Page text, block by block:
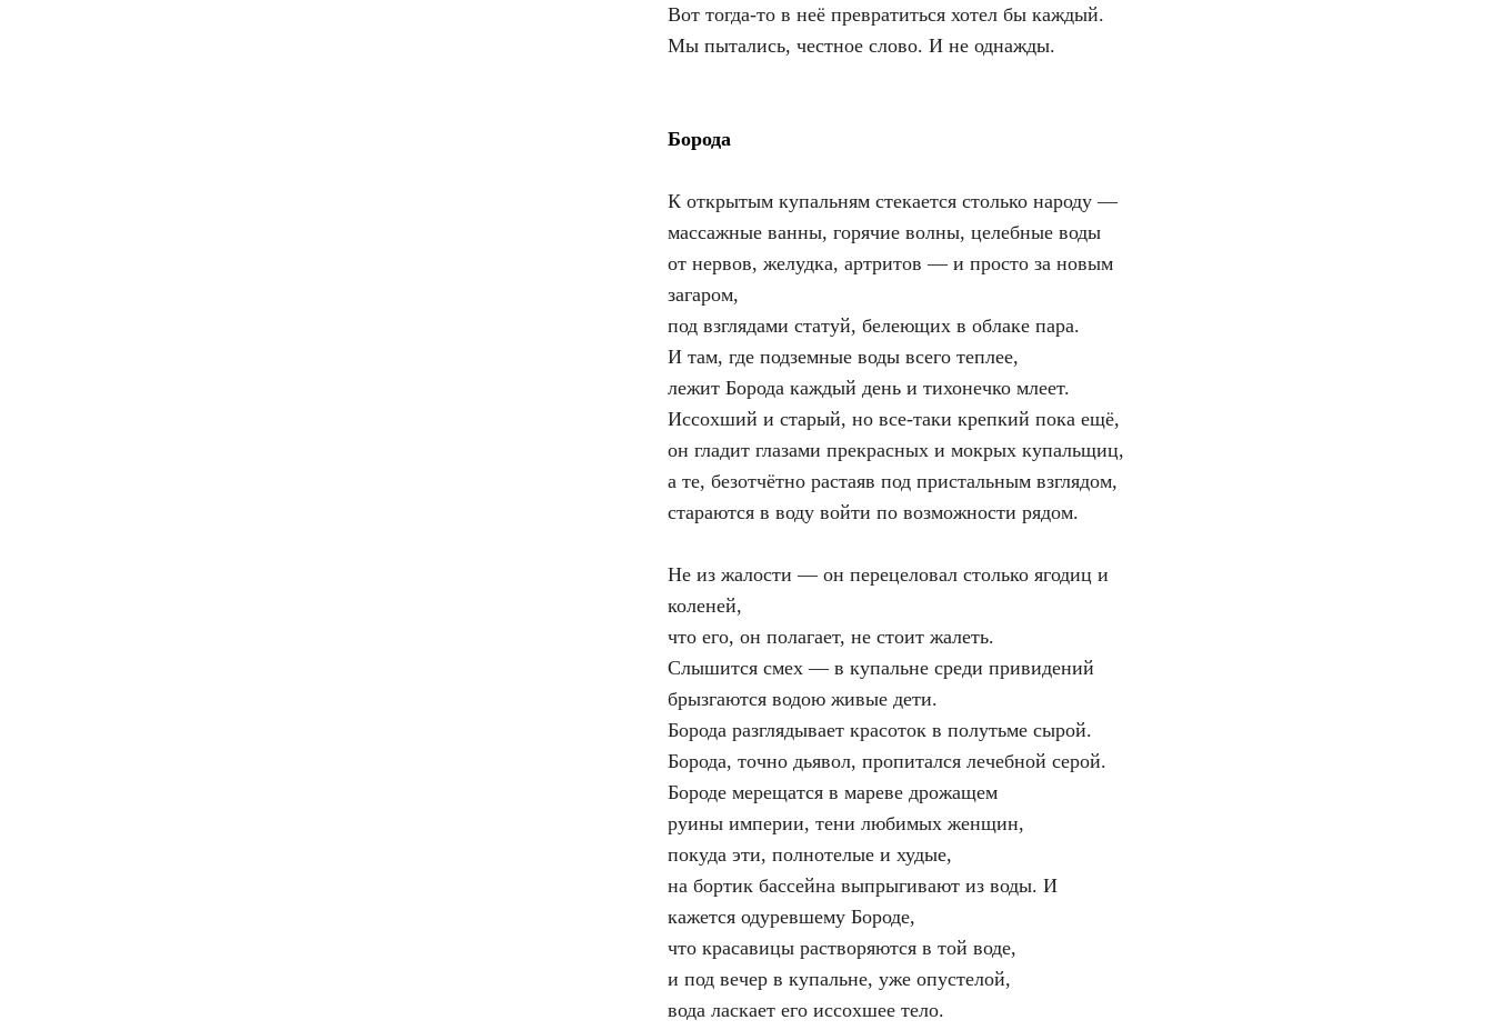
Вот тогда-то в неё превратиться хотел бы каждый.
Мы пытались, честное слово. И не однажды.
Борода
К открытым купальням стекается столько народу —
массажные ванны, горячие волны, целебные воды
от нервов, желудка, артритов — и просто за новым
загаром,
под взглядами статуй, белеющих в облаке пара.
И там, где подземные воды всего теплее,
лежит Борода каждый день и тихонечко млеет.
Иссохший и старый, но все-таки крепкий пока ещё,
он гладит глазами прекрасных и мокрых купальщиц,
а те, безотчётно растаяв под пристальным взглядом,
стараются в воду войти по возможности рядом.
Не из жалости — он перецеловал столько ягодиц и
коленей,
что его, он полагает, не стоит жалеть.
Слышится смех — в купальне среди привидений
брызгаются водою живые дети.
Борода разглядывает красоток в полутьме сырой.
Борода, точно дьявол, пропитался лечебной серой.
Бороде мерещатся в мареве дрожащем
руины империи, тени любимых женщин,
покуда эти, полнотелые и худые,
на бортик бассейна выпрыгивают из воды. И
кажется одуревшему Бороде,
что красавицы растворяются в той воде,
и под вечер в купальне, уже опустелой,
вода ласкает его иссохшее тело.